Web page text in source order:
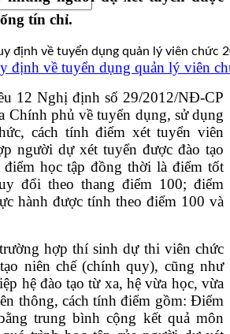
tín chỉ.
định về tuyển dụng quản lý viên
12 Nghị định số 29/2012/NĐ-CP
Chính phủ về tuyển dụng, sử dụng
cách tính điểm xét tuyển viên
người dự xét tuyển được đào tạo
học tập đồng thời là điểm tốt
đổi theo thang điểm 100; điểm
hành được tính theo điểm 100 và
hợp thí sinh dự thi viên chức
niên chế (chính quy), cũng như
hệ đào tạo từ xa, hệ vừa học, vừa
thông, cách tính điểm gồm: Điểm
trung bình cộng kết quả môn